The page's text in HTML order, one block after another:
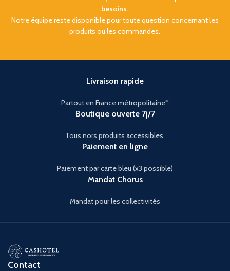
besoins.
Notre équipe reste disponible pour toute question concernant les
produits ou les commandes.
Livraison rapide
Partout en France métropolitaine*
Boutique ouverte 7j/7
Tous nors produits accessibles.
Paiement en ligne
Paiement par carte bleu (x3 possible)
Mandat Chorus
Mandat pour les collectivités
Contact